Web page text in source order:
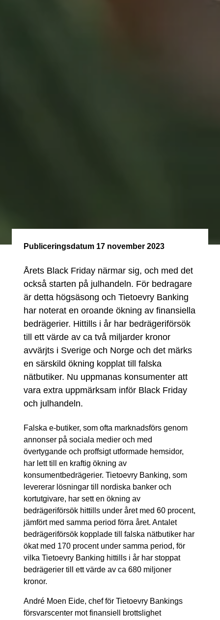
Publiceringsdatum 17 november 2023
Årets Black Friday närmar sig, och med det
också starten på julhandeln. För bedragare
är detta högsäsong och Tietoevry Banking
har noterat en oroande ökning av finansiella
bedrägerier. Hittills i år har bedrägeriförsök
till ett värde av ca två miljarder kronor
avvärjts i Sverige och Norge och det märks
en särskild ökning kopplat till falska
nätbutiker. Nu uppmanas konsumenter att
vara extra uppmärksam inför Black Friday
och julhandeln.
Falska e-butiker, som ofta marknadsförs genom
annonser på sociala medier och med
övertygande och proffsigt utformade hemsidor,
har lett till en kraftig ökning av
konsumentbedrägerier. Tietoevry Banking, som
levererar lösningar till nordiska banker och
kortutgivare, har sett en ökning av
bedrägeriförsök hittills under året med 60 procent,
jämfört med samma period förra året. Antalet
bedrägeriförsök kopplade till falska nätbutiker har
ökat med 170 procent under samma period, för
vilka Tietoevry Banking hittills i år har stoppat
bedrägerier till ett värde av ca 680 miljoner
kronor.
André Moen Eide, chef för Tietoevry Bankings
försvarscenter mot finansiell brottslighet